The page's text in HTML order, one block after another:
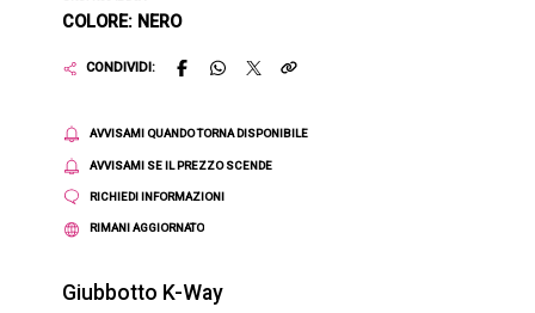
COLORE: NERO
CONDIVIDI:
AVVISAMI QUANDO TORNA DISPONIBILE
AVVISAMI SE IL PREZZO SCENDE
RICHIEDI INFORMAZIONI
RIMANI AGGIORNATO
Giubbotto K-Way